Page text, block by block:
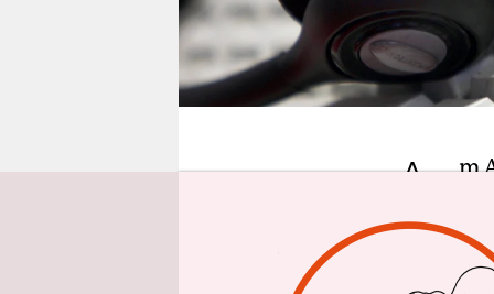
genossenschaft
epaper login
A m